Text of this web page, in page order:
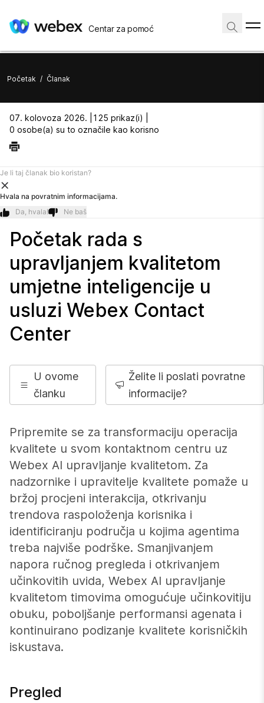
Centar za pomoć
Početak / Članak
07. kolovoza 2026. |
125 prikaz(i) |
0 osobe(a) su to označile kao korisno
Je li taj članak bio koristan?
Hvala na povratnim informacijama.
Da, hvala!
Ne baš
Početak rada s
upravljanjem kvalitetom
umjetne inteligencije u
usluzi Webex Contact
Center
U ovome
članku
Želite li poslati povratne
informacije?
Pripremite se za transformaciju operacija
kvalitete u svom kontaktnom centru uz
Webex AI upravljanje kvalitetom. Za
nadzornike i upravitelje kvalitete pomaže u
bržoj procjeni interakcija, otkrivanju
trendova raspoloženja korisnika i
identificiranju područja u kojima agentima
treba najviše podrške. Smanjivanjem
napora ručnog pregleda i otkrivanjem
učinkovitih uvida, Webex AI upravljanje
kvalitetom timovima omogućuje učinkovitiju
obuku, poboljšanje performansi agenata i
kontinuirano podizanje kvalitete korisničkih
iskustava.
Pregled